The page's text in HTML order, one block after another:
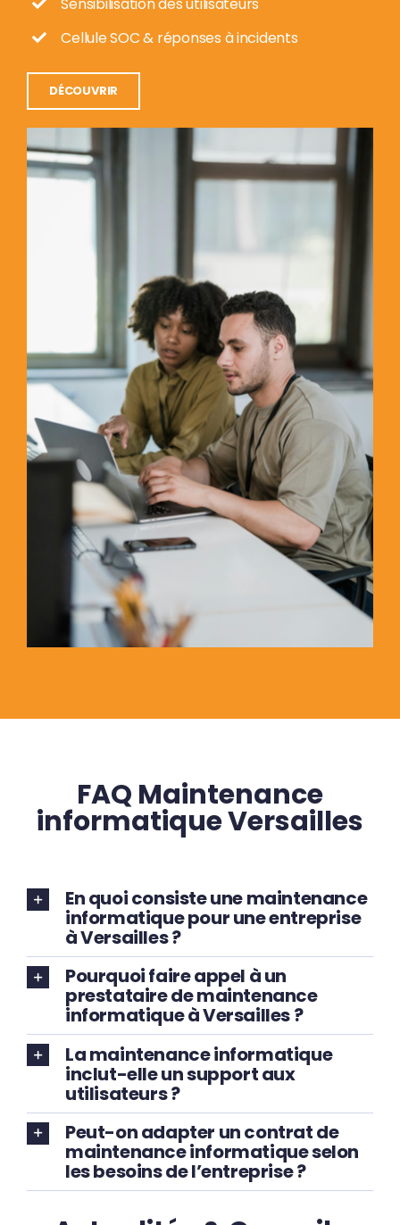
Cellule SOC & réponses à incidents
DÉCOUVRIR
FAQ Maintenance
informatique Versailles
En quoi consiste une maintenance
informatique pour une entreprise
à Versailles ?
Pourquoi faire appel à un
prestataire de maintenance
informatique à Versailles ?
La maintenance informatique
inclut-elle un support aux
utilisateurs ?
Peut-on adapter un contrat de
maintenance informatique selon
les besoins de l’entreprise ?